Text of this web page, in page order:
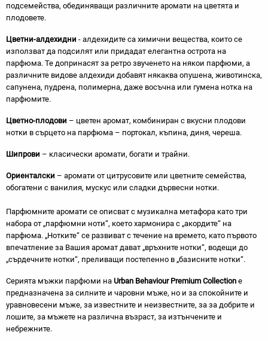
подсемейства, обединяващи различните аромати на цветята и
плодовете.
Цветни-алдехидни - алдехидите са химични вещества, които се
използват да подсилят или придадат елегантна острота на
парфюма. Те допринасят за ретро звученето на някои парфюми, а
различните видове алдехиди добавят някаква опушена, животинска,
сапунена, пудрена, полимерна, даже восъчна или гумена нотка на
парфюмите.
Цветно-плодови – цветен аромат, комбиниран с вкусни плодови
нотки в сърцето на парфюма – портокал, къпина, диня, череша.
Шипрови – класически аромати, богати и трайни.
Ориенталски – аромати от цитрусовите или цветните семейства,
обогатени с ванилия, мускус или сладки дървесни нотки.
Парфюмните аромати се описват с музикална метафора като три
набора от „парфюмни ноти“, което хармонира с „акордите“ на
парфюма. „Нотките“ се развиват с течение на времето, като първото
впечатление за Вашия аромат дават „връхните нотки“, водещи до
„сърдечните нотки“, преливащи постепенно в „базисните нотки“.
Серията мъжки парфюми на Urban Behaviour Premium Collection е
предназначена за силните и чаровни мъже, но и за спокойните и
уравновесени мъже, за известните и неизвестните, за за добрите и
лошите, за мъжете на различна възраст, за изтънчените и
небрежните.